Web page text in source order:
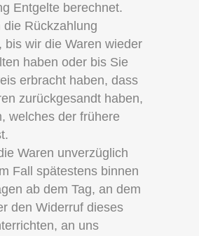
Entgelte berechnet.
die Rückzahlung
bis wir die Waren wieder
haben oder bis Sie
erbracht haben, dass
zurückgesandt haben,
welches der frühere
Waren unverzüglich
Fall spätestens binnen
ab dem Tag, an dem
den Widerruf dieses
an uns